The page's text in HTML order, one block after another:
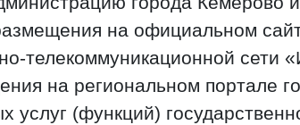
на официальном
телекоммуникационной сети
на региональном портале
услуг (функций)